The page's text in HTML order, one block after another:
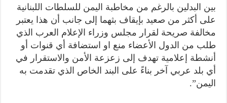
بين البدلين بالرغم من مخاطبة اليمن للسلطات اللبنانية
على أكثر من صعيد بإيقاف بثهما إلى جانب أن هذا يعتبر
مخالفة صريحة لقرار مجلس وزراء الإعلام العرب الذي
طلب من الدول الأعضاء منع او استضافة أي قنوات أو
أنشطة إعلامية تهدف إلى زعزعة الأمن والاستقرار في
أي بلد عربي آخر بناءً على البند الخاص الذي تقدمت به
اليمن”.